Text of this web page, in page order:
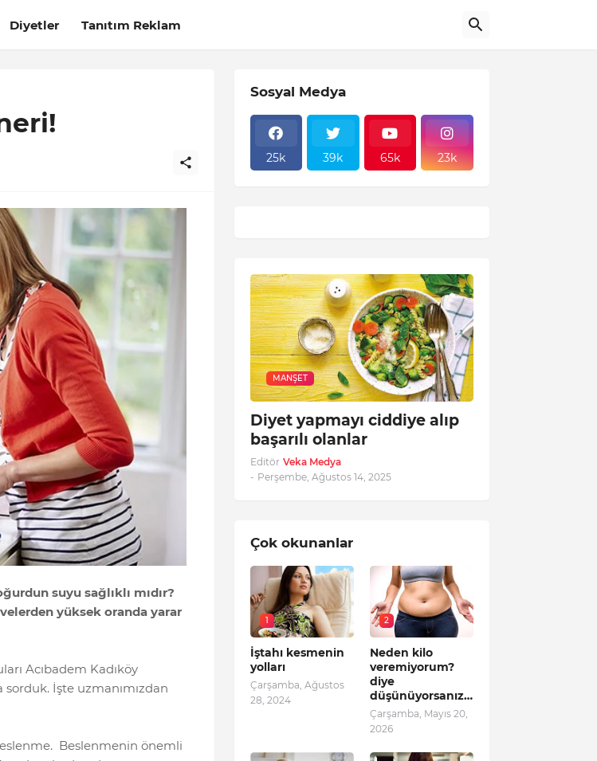
Diyetler Tanıtım Reklam
suyu sağlıklı mıdır?
yüksek oranda yarar
Acıbadem Kadıköy
sorduk. İşte uzmanımızdan
Beslenmenin önemli
Sosyal Medya
25k 39k 65k 23k
MANŞET
Diyet yapmayı ciddiye alıp
başarılı olanlar
Editör Veka Medya
- Perşembe, Ağustos 14, 2025
Çok okunanlar
1
İştahı kesmenin
yolları
Çarşamba, Ağustos
28, 2024
2
Neden kilo
veremiyorum?
diye
düşünüyorsanız…
Çarşamba, Mayıs 20,
2026